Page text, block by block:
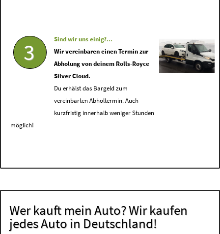
3
Sind wir uns einig?...
Wir vereinbaren einen Termin zur
Abholung von deinem Rolls-Royce
Silver Cloud.
Du erhälst das Bargeld zum
vereinbarten Abholtermin. Auch
kurzfristig innerhalb weniger Stunden
möglich!
Wer kauft mein Auto? Wir kaufen
jedes Auto in Deutschland!